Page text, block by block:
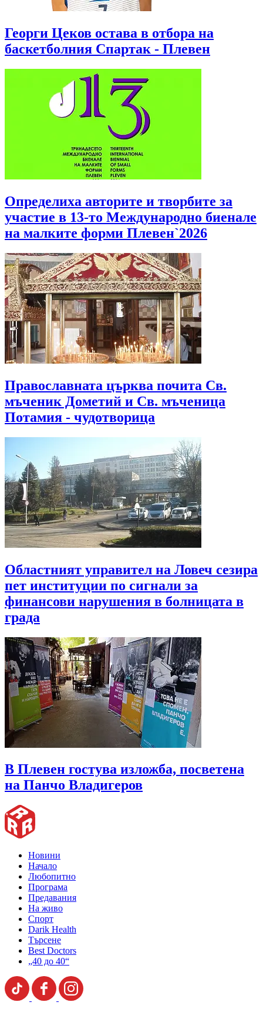
Георги Цеков остава в отбора на
баскетболния Спартак - Плевен
Определиха авторите и творбите за
участие в 13-то Международно биенале
на малките форми Плевен`2026
Православната църква почита Св.
мъченик Дометий и Св. мъченица
Потамия - чудотворица
Областният управител на Ловеч сезира
пет институции по сигнали за
финансови нарушения в болницата в
града
В Плевен гостува изложба, посветена
на Панчо Владигеров
Новини
Начало
Любопитно
Програма
Предавания
На живо
Спорт
Darik Health
Търсене
Best Doctors
„40 до 40“